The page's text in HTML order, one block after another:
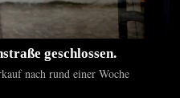
geschlossen.
nach rund einer Woche